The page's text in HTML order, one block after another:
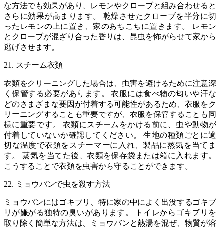
な方法でも効果があり、レモンやクローブと組み合わせると
さらに効果が高まります。 乾燥させたクローブを半分に切
ったレモンの上に置き、家のあちこちに置きます。 レモン
とクローブが混ざり合った香りは、昆虫を怖がらせて家から
逃げさせます。
21. スチーム衣類
衣類をクリーニングした場合は、虫害を避けるために注意深
く保管する必要があります。 衣服には食べ物の匂いや汗な
どのさまざまな要因が付着する可能性があるため、衣服をク
リーニングすることも重要ですが、衣服を保管することも同
様に重要です。 衣類にスチームをかける前に、虫や動物が
付着していないか確認してください。 生地の種類ごとに適
切な温度で衣類をスチーマーに入れ、製品に蒸気を当てま
す。 蒸気を当てた後、衣類を保存袋または箱に入れます。
こうすることで衣類を虫害から守ることができます。
22. ミョウバンで虫を殺す方法
ミョウバンにはゴキブリ、特に家の中によく出没するゴキブ
リが嫌がる独特の臭いがあります。 トイレからゴキブリを
取り除く簡単な方法は、ミョウバンと熱湯を混ぜ、物質が溶